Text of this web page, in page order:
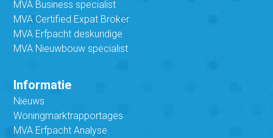
MVA Business specialist
MVA Certified Expat Broker
MVA Erfpacht deskundige
MVA Nieuwbouw specialist
Informatie
Nieuws
Woningmarktrapportages
MVA Erfpacht Analyse